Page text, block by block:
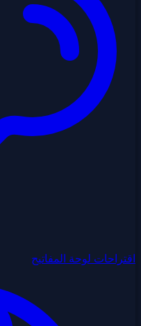
اقتراحات لوحة المفاتيح